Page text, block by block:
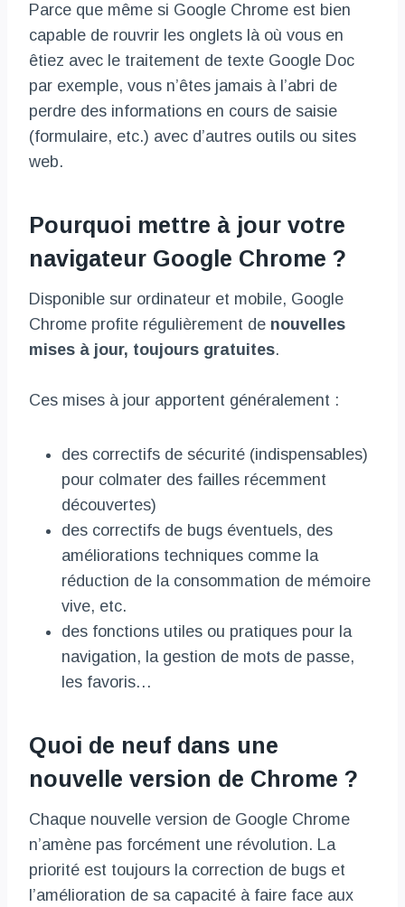
Parce que même si Google Chrome est bien
capable de rouvrir les onglets là où vous en
êtiez avec le traitement de texte Google Doc
par exemple, vous n’êtes jamais à l’abri de
perdre des informations en cours de saisie
(formulaire, etc.) avec d’autres outils ou sites
web.
Pourquoi mettre à jour votre
navigateur Google Chrome ?
Disponible sur ordinateur et mobile, Google
Chrome profite régulièrement de nouvelles
mises à jour, toujours gratuites.
Ces mises à jour apportent généralement :
des correctifs de sécurité (indispensables)
pour colmater des failles récemment
découvertes)
des correctifs de bugs éventuels, des
améliorations techniques comme la
réduction de la consommation de mémoire
vive, etc.
des fonctions utiles ou pratiques pour la
navigation, la gestion de mots de passe,
les favoris…
Quoi de neuf dans une
nouvelle version de Chrome ?
Chaque nouvelle version de Google Chrome
n’amène pas forcément une révolution. La
priorité est toujours la correction de bugs et
l’amélioration de sa capacité à faire face aux